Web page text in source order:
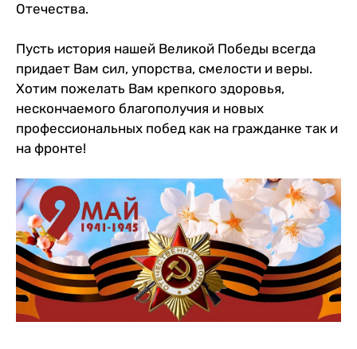
Отечества.
Пусть история нашей Великой Победы всегда
придает Вам сил, упорства, смелости и веры.
Хотим пожелать Вам крепкого здоровья,
нескончаемого благополучия и новых
профессиональных побед как на гражданке так и
на фронте!